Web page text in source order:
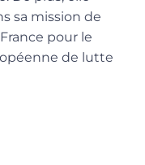
sa mission de
pour le
de lutte